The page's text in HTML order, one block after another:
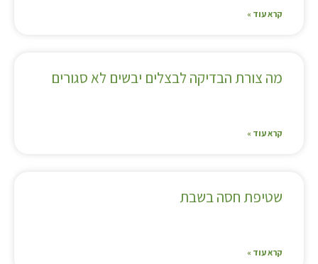
קרא עוד »
מה צורת הבדיקה לבצלים יבשים לא סגורים
קרא עוד »
שטיפת חסה בשבת
קרא עוד »